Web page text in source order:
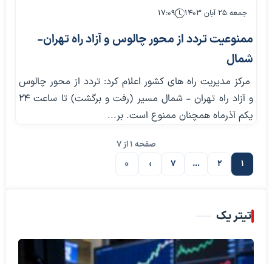
جمعه ۲۵ آبان ۱۴۰۳ ۱۷:۰۹
ممنوعیت تردد از محور چالوس و آزاد راه تهران-
شمال
مرکز مدیریت راه های کشور اعلام کرد: تردد از محور چالوس
و آزاد راه تهران - شمال مسیر (رفت و برگشت) تا ساعت ۲۴
یکم آذرماه همچنان ممنوع است. بر...
صفحه 1 از 7
1
2
…
7 صفحه بعدی›
»
تیتر یک